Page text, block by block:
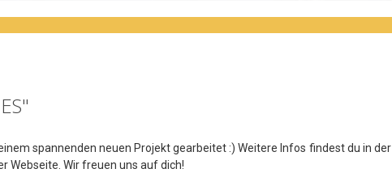
spannenden neuen Projekt gearbeitet :) Weitere Infos findest du in der
Webseite. Wir freuen uns auf dich!